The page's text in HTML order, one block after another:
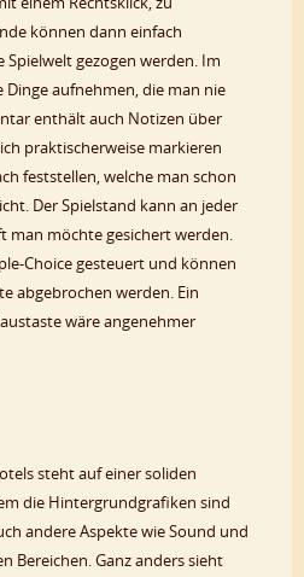
können dann einfach
gezogen werden. Im
Dinge aufnehmen, die man nie
enthält auch Notizen über
praktischerweise markieren
feststellen, welche man schon
Der Spielstand kann an jeder
man möchte gesichert werden.
Choice gesteuert und können
abgebrochen werden. Ein
wäre angenehmer
steht auf einer soliden
die Hintergrundgrafiken sind
andere Aspekte wie Sound und
Bereichen. Ganz anders sieht